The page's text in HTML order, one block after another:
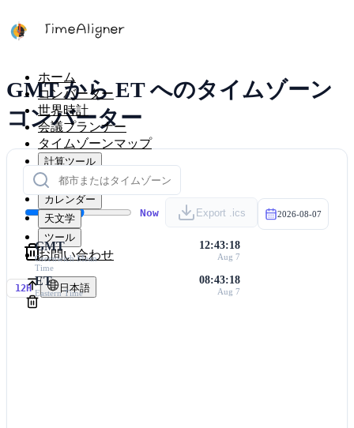
ホーム
コンバーター
世界時計
会議プランナー
タイムゾーンマップ
計算ツール
タイマー
カレンダー
天文学
ツール
お問い合わせ
12H 日本語
GMT から ET へのタイムゾーン
コンバーター
Now Export .ics 2026-08-07
GMT
Greenwich Mean
Time
12:43:18
Aug 7
ET
Eastern Time
08:43:18
Aug 7